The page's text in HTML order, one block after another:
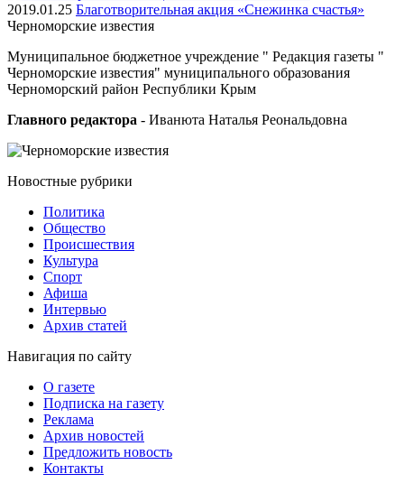
2019.01.25 Благотворительная акция «Снежинка счастья»
Черноморские известия
Муниципальное бюджетное учреждение " Редакция газеты "
Черноморские известия" муниципального образования
Черноморский район Республики Крым
Главного редактора - Иванюта Наталья Реональдовна
Новостные рубрики
Политика
Общество
Проиcшествия
Культура
Спорт
Афиша
Интервью
Архив статей
Навигация по сайту
О газете
Подписка на газету
Реклама
Архив новостей
Предложить новость
Контакты